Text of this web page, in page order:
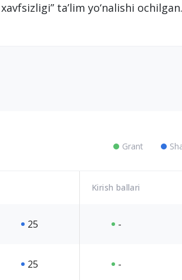
ta’lim yo‘nalishi ochilgan.
Grant
Kirish ballari
25 -
25 -